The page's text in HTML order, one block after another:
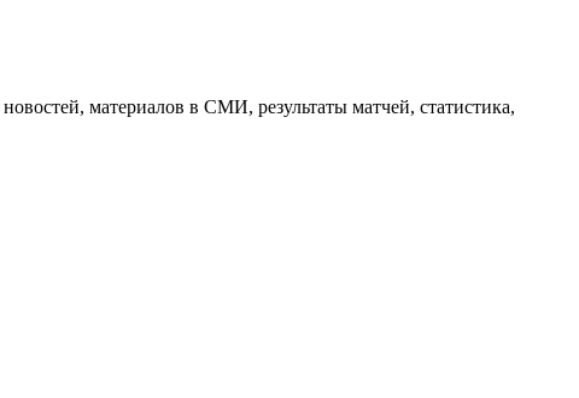
материалов в СМИ, результаты матчей, статистика,